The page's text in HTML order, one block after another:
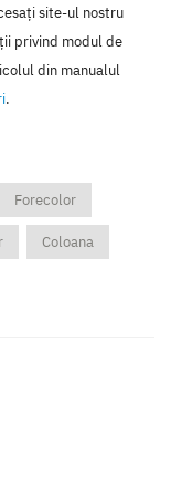
site-ul nostru
privind modul de
din manualul
.
Forecolor
Coloana